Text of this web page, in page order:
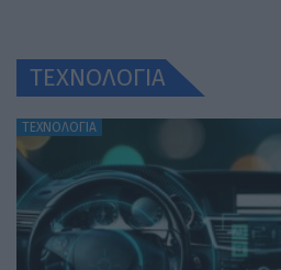
ΤΕΧΝΟΛΟΓΙΑ
ΤΕΧΝΟΛΟΓΙΑ